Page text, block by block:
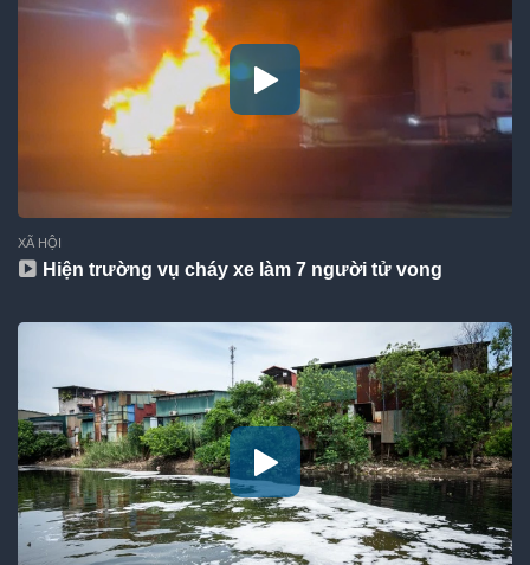
XÃ HỘI
Hiện trường vụ cháy xe làm 7 người tử vong